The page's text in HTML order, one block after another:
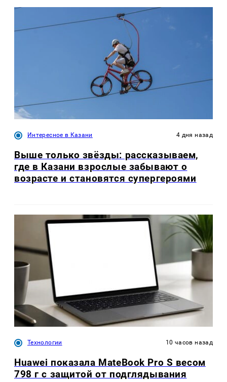
Интересное в Казани 4 дня назад
Выше только звёзды: рассказываем,
где в Казани взрослые забывают о
возрасте и становятся супергероями
Технологии 10 часов назад
Huawei показала MateBook Pro S весом
798 г с защитой от подглядывания